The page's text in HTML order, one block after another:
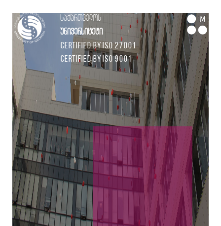
საქართველოს
უნივერსიტეტი
Certified by ISO 27001
Certified by ISO 9001
M